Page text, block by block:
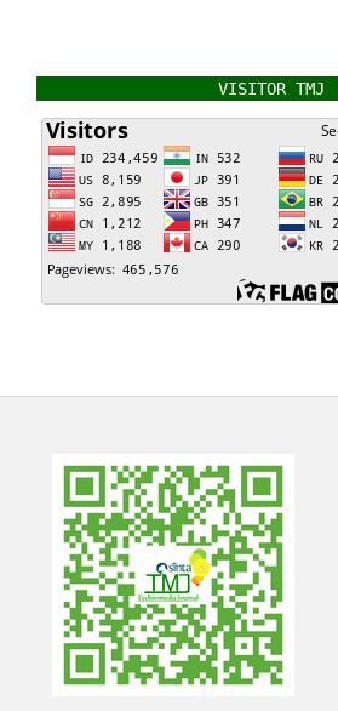
VISITOR TMJ